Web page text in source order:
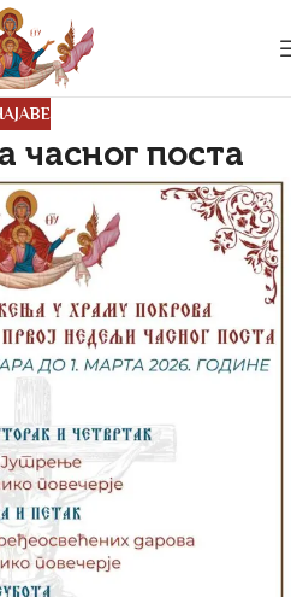
часног поста